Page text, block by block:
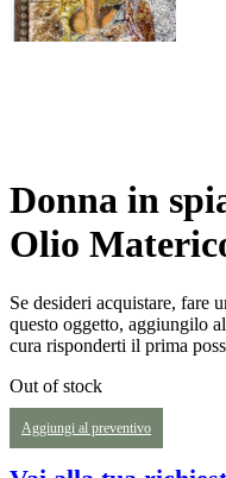
Donna in
Olio
Se desideri acquistare, fare
questo oggetto, aggiungilo
cura risponderti il prima
Out of stock
Aggiungi al preventivo